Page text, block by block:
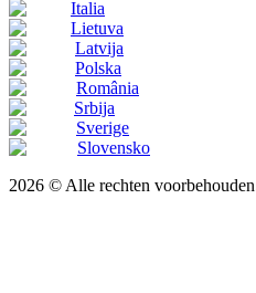
Italia
Lietuva
Latvija
Polska
România
Srbija
Sverige
Slovensko
2026 © Alle rechten